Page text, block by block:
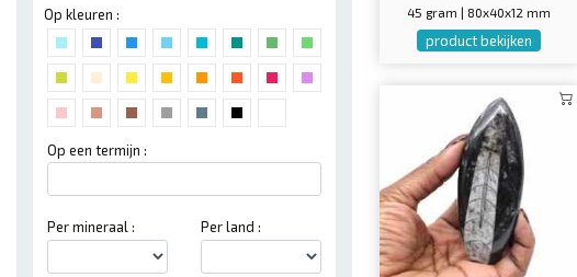
Op kleuren :
Op een termijn :
Per mineraal : Per land :
45 gram | 80x40x12 mm
product bekijken